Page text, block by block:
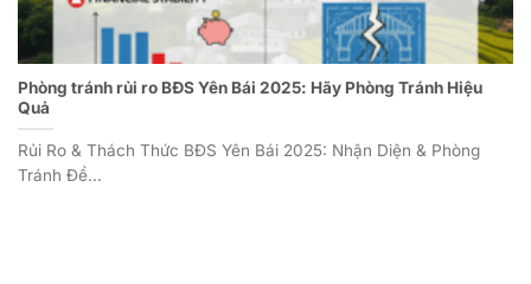
Phòng tránh rủi ro BĐS Yên Bái 2025: Hãy Phòng Tránh Hiệu
Quả
Rủi Ro & Thách Thức BĐS Yên Bái 2025: Nhận Diện & Phòng
Tránh Để...